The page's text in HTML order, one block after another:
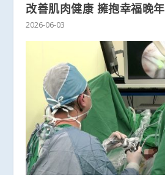
改善肌肉健康 擁抱幸福晚年
2026-06-03